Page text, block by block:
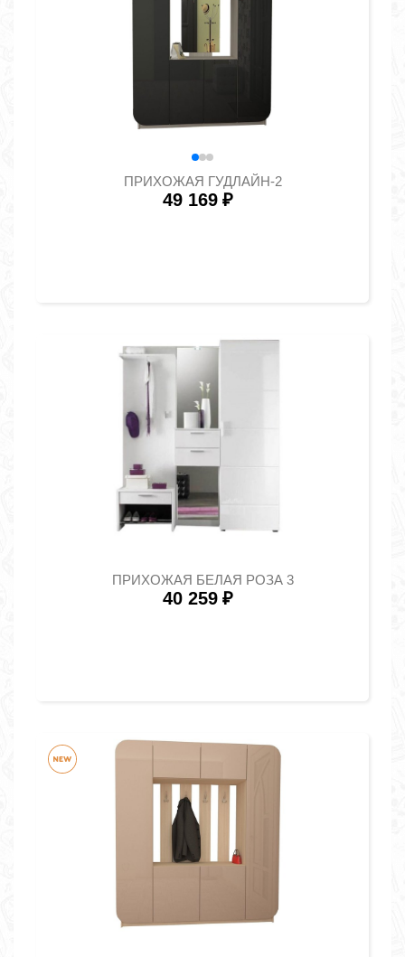
ПРИХОЖАЯ ГУДЛАЙН-2
49 169 ₽
ПРИХОЖАЯ БЕЛАЯ РОЗА 3
40 259 ₽